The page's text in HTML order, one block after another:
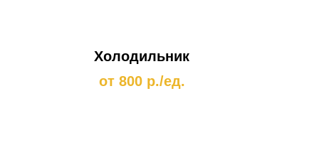
Холодильник
от 800 р./ед.